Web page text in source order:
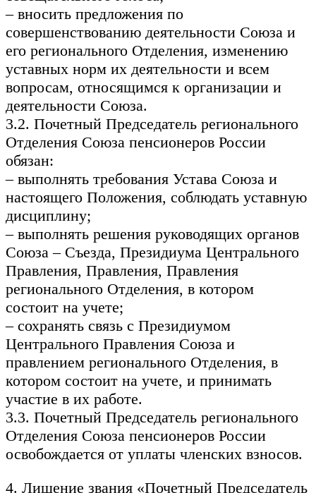
– вносить предложения по
совершенствованию деятельности Союза и
его регионального Отделения, изменению
уставных норм их деятельности и всем
вопросам, относящимся к организации и
деятельности Союза.
3.2. Почетный Председатель регионального
Отделения Союза пенсионеров России
обязан:
– выполнять требования Устава Союза и
настоящего Положения, соблюдать уставную
дисциплину;
– выполнять решения руководящих органов
Союза – Съезда, Президиума Центрального
Правления, Правления, Правления
регионального Отделения, в котором
состоит на учете;
– сохранять связь с Президиумом
Центрального Правления Союза и
правлением регионального Отделения, в
котором состоит на учете, и принимать
участие в их работе.
3.3. Почетный Председатель регионального
Отделения Союза пенсионеров России
освобождается от уплаты членских взносов.
4. Лишение звания «Почетный Председатель